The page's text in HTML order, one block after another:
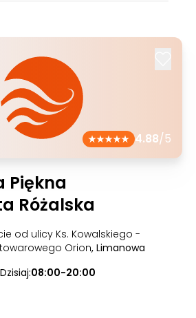
4.88/5
Piękna
Różalska
od ulicy Ks. Kowalskiego -
Orion, Limanowa
Dzisiaj:08:00-20:00